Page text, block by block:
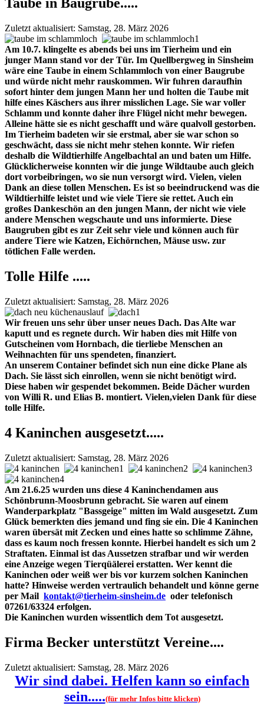
Taube in Baugrube.....
Zuletzt aktualisiert: Samstag, 28. März 2026
Am 10.7. klingelte es abends bei uns im Tierheim und ein
junger Mann stand vor der Tür. Im Quellbergweg in Sinsheim
wäre eine Taube in einem Schlammloch von einer Baugrube
und würde nicht mehr rauskommen. Wir fuhren daraufhin
sofort hinter dem jungen Mann her und holten die Taube mit
hilfe eines Käschers aus ihrer misslichen Lage. Sie war voller
Schlamm und konnte daher ihre Flügel nicht mehr bewegen.
Alleine hätte sie es nicht geschafft und wäre qualvoll gestorben.
Im Tierheim badeten wir sie erstmal, aber sie war schon so
geschwächt, dass sie nicht mehr stehen konnte. Wir riefen
deshalb die Wildtierhilfe Angelbachtal an und baten um Hilfe.
Glücklicherweise konnten wir die junge Wildtaube auch gleich
dort vorbeibringen, wo sie nun versorgt wird. Vielen, vielen
Dank an diese tollen Menschen. Es ist so beeindruckend was die
Wildtierhilfe leistet und wie viele Tiere sie rettet. Auch ein
großes Dankeschön an den jungen Mann, der nicht wie viele
andere Menschen wegschaute und uns informierte. Diese
Baugruben gibt es zur Zeit sehr viele und können auch für
andere Tiere wie Katzen, Eichörnchen, Mäuse usw. zur
tötlichen Falle werden.
Tolle Hilfe .....
Zuletzt aktualisiert: Samstag, 28. März 2026
Wir freuen uns sehr über unser neues Dach. Das Alte war
kaputt und es regnete durch. Wir haben dies mit Hilfe von
Gutscheinen vom Hornbach, die tierliebe Menschen an
Weihnachten für uns spendeten, finanziert.
An unserem Container befindet sich nun eine dicke Plane als
Dach. Sie lässt sich einrollen, wenn sie nicht benötigt wird.
Diese haben wir gespendet bekommen. Beide Dächer wurden
von Willi R. und Elias B. montiert. Vielen,vielen Dank für diese
tolle Hilfe.
4 Kaninchen ausgesetzt.....
Zuletzt aktualisiert: Samstag, 28. März 2026
Am 21.6.25 wurden uns diese 4 Kaninchendamen aus
Schönbrunn-Moosbrunn gebracht. Sie waren auf einem
Wanderparkplatz "Bassgeige" mitten im Wald ausgesetzt. Zum
Glück bemerkten dies jemand und fing sie ein. Die 4 Kaninchen
waren übersät mit Zecken und eines hatte so schlimme Zähne,
dass es kaum noch fressen konnte. Hierbei handelt es sich um 2
Straftaten. Einmal ist das Aussetzen strafbar und wir werden
eine Anzeige wegen Tierqüälerei erstatten. Wer kennt die
Kaninchen oder weiß wer bis vor kurzem solchen Kaninchen
hatte? Hinweise werden vertraulich behandelt und könne gerne
per Mail kontakt@tierheim-sinsheim.de oder telefonisch
07261/63324 erfolgen.
Die Kaninchen wurden wissentlich dem Tot ausgesetzt.
Firma Becker unterstützt Vereine....
Zuletzt aktualisiert: Samstag, 28. März 2026
Wir sind dabei. Helfen kann so einfach
sein.....(für mehr Infos bitte klicken)